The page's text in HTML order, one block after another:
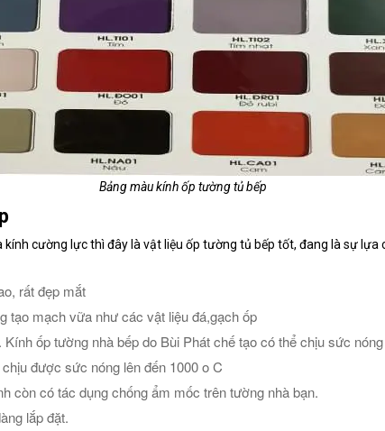
Bảng màu kính ốp tường tủ bếp
cường lực thì đây là vật liệu ốp tường tủ bếp tốt, đang là sự
rất đẹp mắt
tạo mạch vữa như các vật liệu đá,gạch ốp
ốp tường nhà bếp do Bùi Phát chế tạo có thể chịu sức
được sức nóng lên đến 1000 o C
còn có tác dụng chống ẩm mốc trên tường nhà bạn.
lắp đặt.